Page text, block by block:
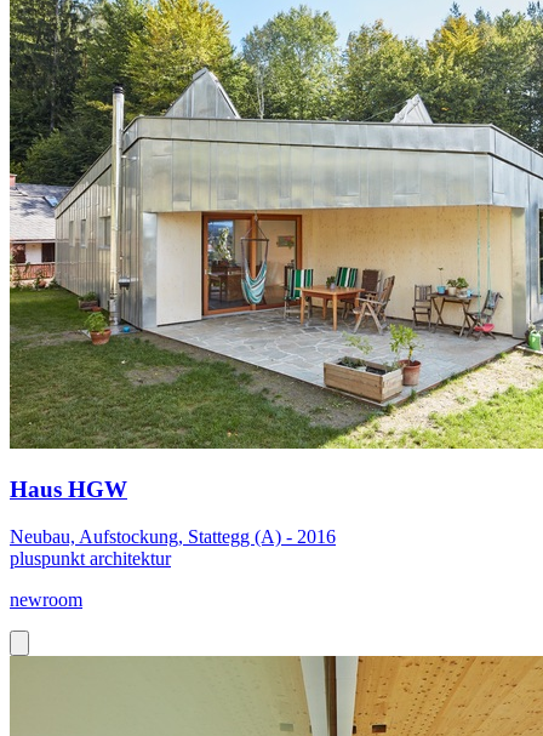
Haus HGW
Neubau, Aufstockung, Stattegg (A) - 2016
pluspunkt architektur
newroom